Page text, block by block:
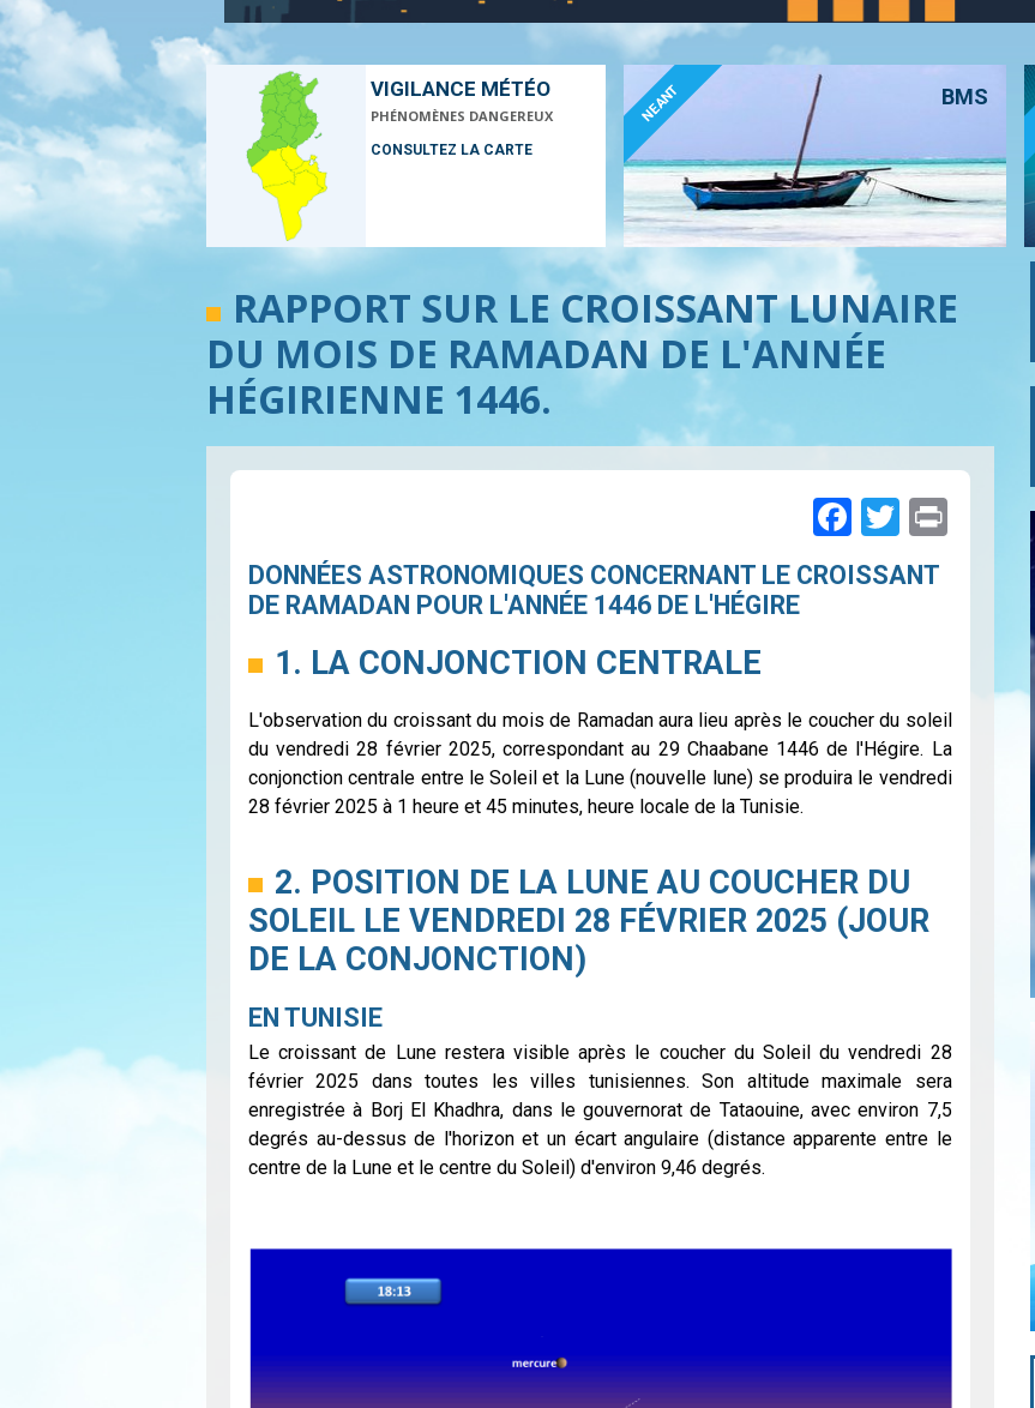
VIGILANCE MÉTÉO
PHÉNOMÈNES DANGEREUX
CONSULTEZ LA CARTE
BMS
NEANT
RAPPORT SUR LE CROISSANT LUNAIRE
DU MOIS DE RAMADAN DE L'ANNÉE
HÉGIRIENNE 1446.
Facebook
Twitter
Print
DONNÉES ASTRONOMIQUES CONCERNANT LE CROISSANT
DE RAMADAN POUR L'ANNÉE 1446 DE L'HÉGIRE
1. LA CONJONCTION CENTRALE
L'observation du croissant du mois de Ramadan aura lieu après le coucher du soleil
du vendredi 28 février 2025, correspondant au 29 Chaabane 1446 de l'Hégire. La
conjonction centrale entre le Soleil et la Lune (nouvelle lune) se produira le vendredi
28 février 2025 à 1 heure et 45 minutes, heure locale de la Tunisie.
2. POSITION DE LA LUNE AU COUCHER DU
SOLEIL LE VENDREDI 28 FÉVRIER 2025 (JOUR
DE LA CONJONCTION)
EN TUNISIE
Le croissant de Lune restera visible après le coucher du Soleil du vendredi 28
février 2025 dans toutes les villes tunisiennes. Son altitude maximale sera
enregistrée à Borj El Khadhra, dans le gouvernorat de Tataouine, avec environ 7,5
degrés au-dessus de l'horizon et un écart angulaire (distance apparente entre le
centre de la Lune et le centre du Soleil) d'environ 9,46 degrés.